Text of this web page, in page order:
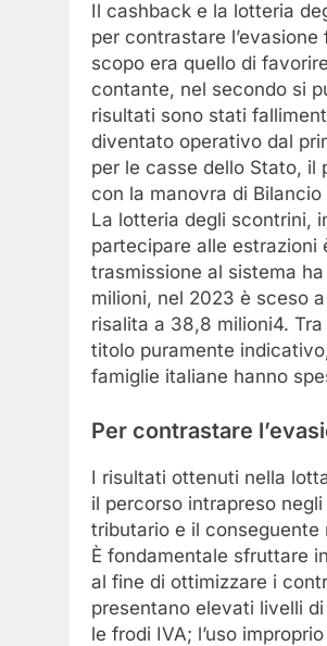
Il cashback e la lotteria
per contrastare
scopo era quello di
contante, nel secondo si
risultati sono stati
diventato operativo dal
per le casse dello Stato, il
con la manovra di
La lotteria degli scontrini,
partecipare alle estrazioni
trasmissione al sistema
milioni, nel 2023 è sceso
risalita a 38,8 milioni4.
titolo puramente
famiglie italiane hanno
Per contrastare
I risultati ottenuti nella
il percorso intrapreso
tributario e il
È fondamentale sfruttare
al fine di ottimizzare i
presentano elevati livelli
le frodi IVA; l’uso